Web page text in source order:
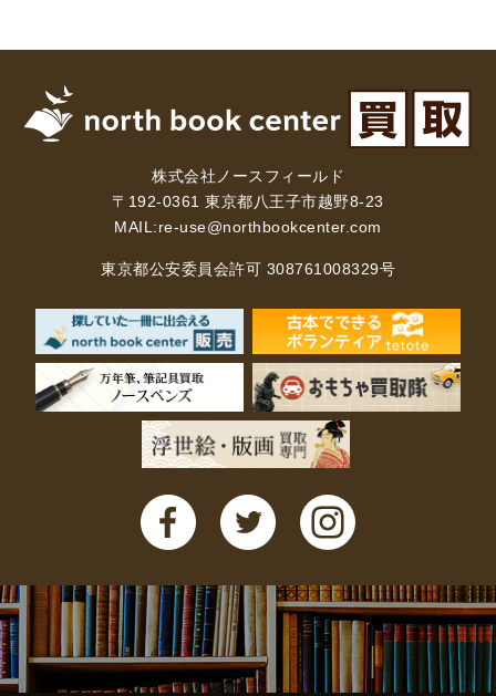
株式会社ノースフィールド
〒192-0361 東京都八王子市越野8-23
MAIL:re-use@northbookcenter.com
東京都公安委員会許可 308761008329号